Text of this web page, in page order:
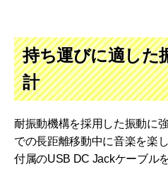
持ち運びに適した
計
耐振動機構を採用した振動に
での長距離移動中に音楽を楽
付属のUSB DC Jackケーブル